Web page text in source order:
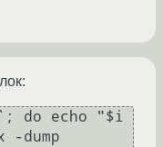
do echo "$i
-dump